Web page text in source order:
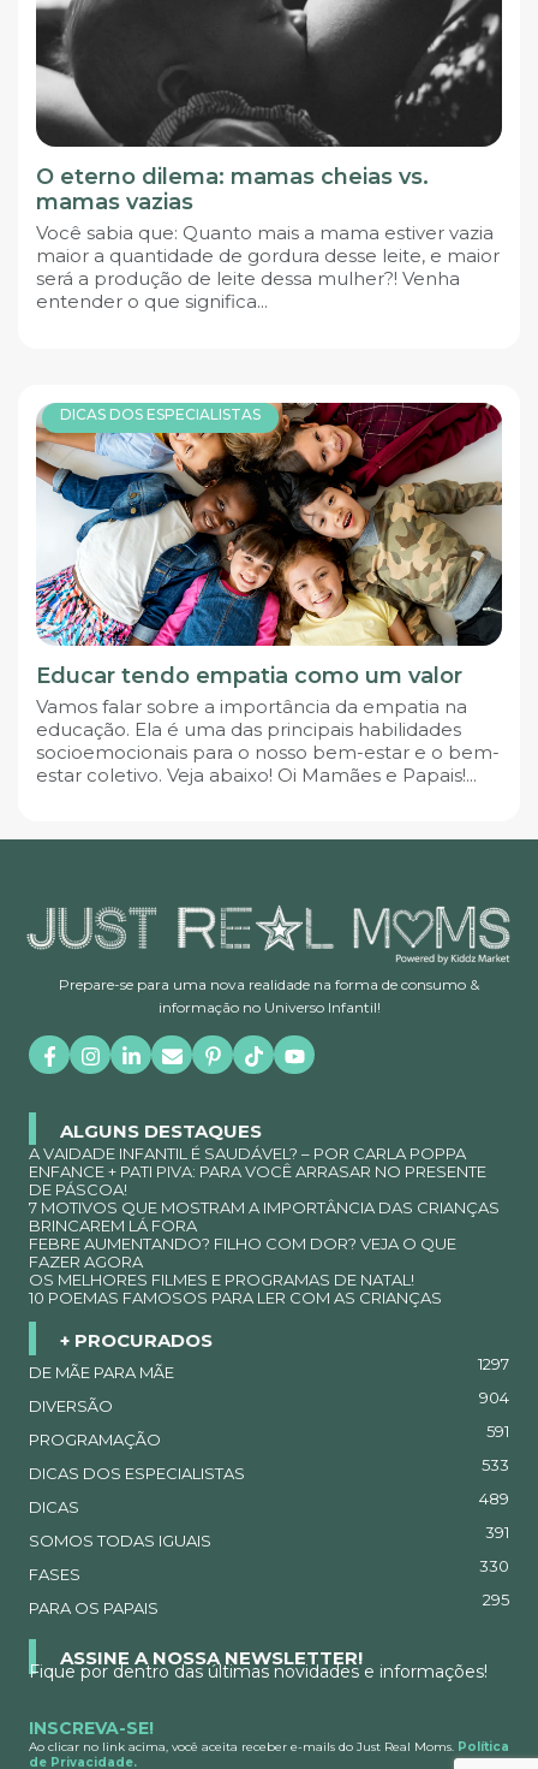
O eterno dilema: mamas cheias vs.
mamas vazias
Você sabia que: Quanto mais a mama estiver vazia
maior a quantidade de gordura desse leite, e maior
será a produção de leite dessa mulher?! Venha
entender o que significa...
DICAS DOS ESPECIALISTAS
Educar tendo empatia como um valor
Vamos falar sobre a importância da empatia na
educação. Ela é uma das principais habilidades
socioemocionais para o nosso bem-estar e o bem-
estar coletivo. Veja abaixo! Oi Mamães e Papais!...
Prepare-se para uma nova realidade na forma de consumo &
informação no Universo Infantil!
ALGUNS DESTAQUES
A VAIDADE INFANTIL É SAUDÁVEL? – POR CARLA POPPA
ENFANCE + PATI PIVA: PARA VOCÊ ARRASAR NO PRESENTE
DE PÁSCOA!
7 MOTIVOS QUE MOSTRAM A IMPORTÂNCIA DAS CRIANÇAS
BRINCAREM LÁ FORA
FEBRE AUMENTANDO? FILHO COM DOR? VEJA O QUE
FAZER AGORA
OS MELHORES FILMES E PROGRAMAS DE NATAL!
10 POEMAS FAMOSOS PARA LER COM AS CRIANÇAS
+ PROCURADOS
DE MÃE PARA MÃE 1297
DIVERSÃO 904
PROGRAMAÇÃO 591
DICAS DOS ESPECIALISTAS 533
DICAS 489
SOMOS TODAS IGUAIS 391
FASES 330
PARA OS PAPAIS 295
ASSINE A NOSSA NEWSLETTER!
Fique por dentro das últimas novidades e informações!
INSCREVA-SE!
Ao clicar no link acima, você aceita receber e-mails do Just Real Moms. Política
de Privacidade.